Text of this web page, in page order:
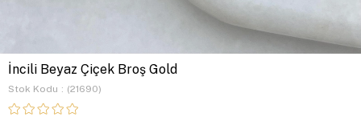
İncili Beyaz Çiçek Broş Gold
Stok Kodu (21690)